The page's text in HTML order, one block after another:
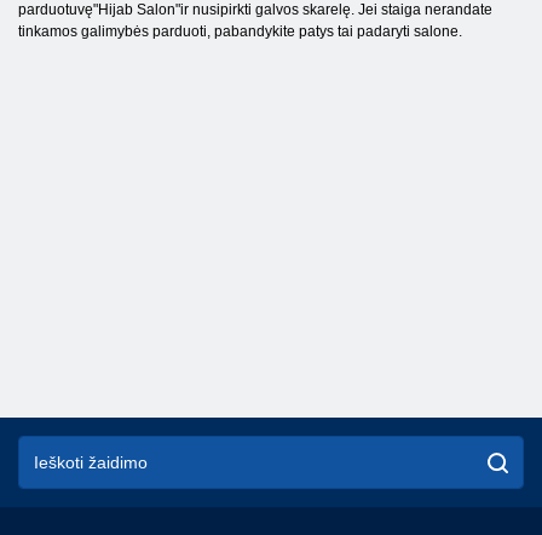
parduotuvę"Hijab Salon"ir nusipirkti galvos skarelę. Jei staiga nerandate
tinkamos galimybės parduoti, pabandykite patys tai padaryti salone.